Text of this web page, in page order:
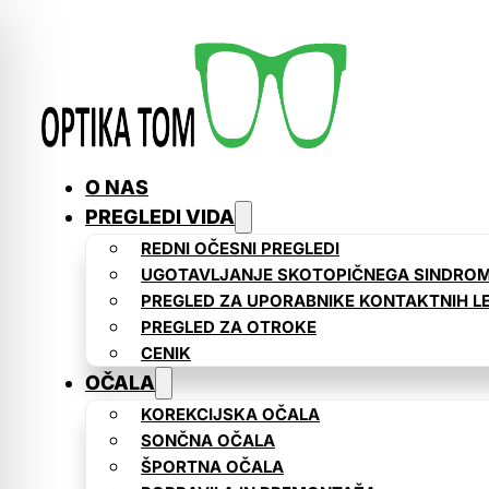
O NAS
PREGLEDI VIDA
REDNI OČESNI PREGLEDI
UGOTAVLJANJE SKOTOPIČNEGA
PREGLED ZA UPORABNIKE KONTAKTNIH
PREGLED ZA OTROKE
CENIK
OČALA
KOREKCIJSKA OČALA
SONČNA OČALA
ŠPORTNA OČALA